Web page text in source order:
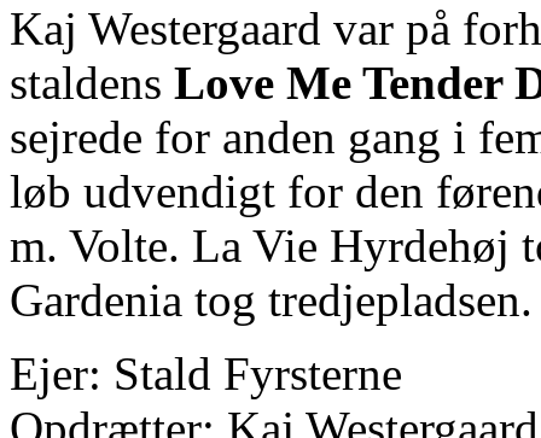
Kaj Westergaard var på
staldens Love Me Tender
sejrede for anden gang i
løb udvendigt for den
m. Volte. La Vie Hyrdehøj
Gardenia tog tredjepladsen.
Ejer: Stald Fyrsterne
Opdrætter: Kaj Westergaard